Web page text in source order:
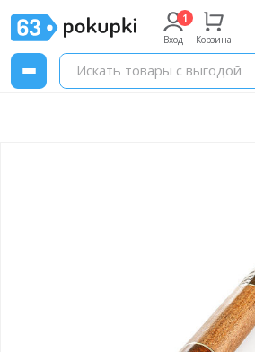
Вход Корзина